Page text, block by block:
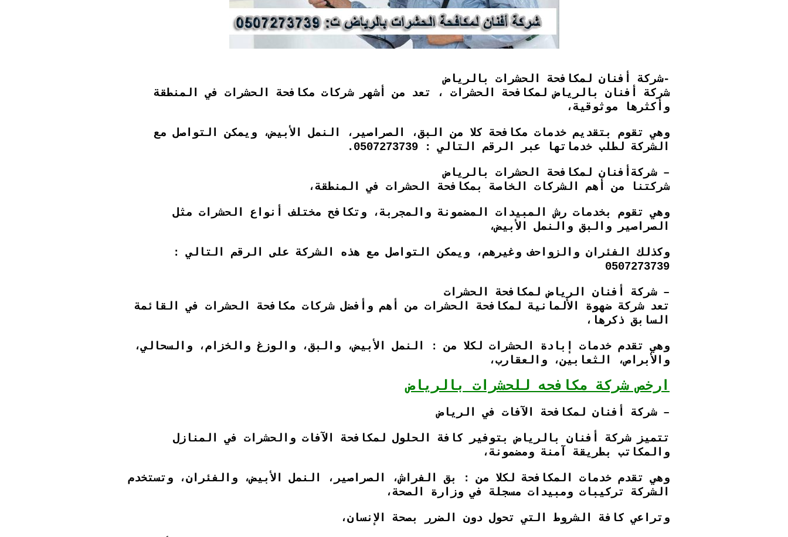
-شركة أفنان لمكافحة الحشرات بالرياض
شركة أفنان بالرياض لمكافحة الحشرات ، تعد من أشهر شركات مكافحة الحشرات في المنطقة
وأكثرها موثوقية،
وهي تقوم بتقديم خدمات مكافحة كلا من البق، الصراصير، النمل الأبيض، ويمكن التواصل مع
الشركة لطلب خدماتها عبر الرقم التالي : 0507273739.
– شركةأفنان لمكافحة الحشرات بالرياض
شركتنا من أهم الشركات الخاصة بمكافحة الحشرات في المنطقة،
وهي تقوم بخدمات رش المبيدات المضمونة والمجربة، وتكافح مختلف أنواع الحشرات مثل
الصراصير والبق والنمل الأبيض،
وكذلك الفئران والزواحف وغيرهم، ويمكن التواصل مع هذه الشركة على الرقم التالي :
0507273739
– شركة أفنان الرياض لمكافحة الحشرات
تعد شركة ضهوة الألمانية لمكافحة الحشرات من أهم وأفضل شركات مكافحة الحشرات في القائمة
السابق ذكرها،
وهي تقدم خدمات إبادة الحشرات لكلا من : النمل الأبيض، والبق، والوزغ والخزام، والسحالي،
والأبراص، الثعابين، والعقارب،
ارخص شركة مكافحه للحشرات بالرياض
– شركة أفنان لمكافحة الآفات في الرياض
تتميز شركة أفنان بالرياض بتوفير كافة الحلول لمكافحة الآفات والحشرات في المنازل
والمكاتب بطريقة آمنة ومضمونة،
وهي تقدم خدمات المكافحة لكلا من : بق الفراش، الصراصير، النمل الأبيض، والفئران، وتستخدم
الشركة تركيبات ومبيدات مسجلة في وزارة الصحة،
وتراعي كافة الشروط التي تحول دون الضرر بصحة الإنسان،